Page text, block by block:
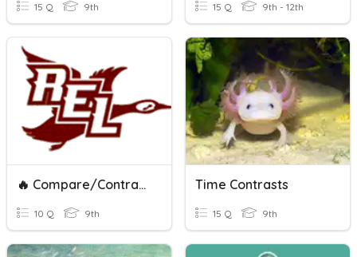
15 Q 9th 15 Q 9th - 12th
🔥 Compare/Contrast Transitions
10 Q 9th
Time Contrasts
15 Q 9th